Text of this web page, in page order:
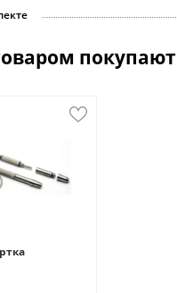
покупают